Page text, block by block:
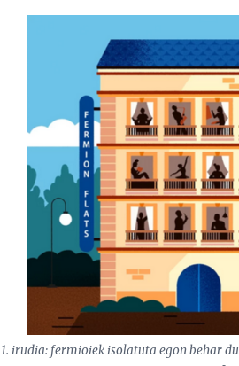
1. irudia: fermioiek isolatuta egon behar